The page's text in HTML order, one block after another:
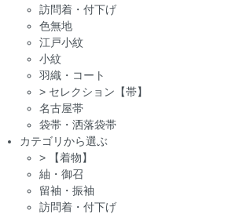
訪問着・付下げ
色無地
江戸小紋
小紋
羽織・コート
> セレクション【帯】
名古屋帯
袋帯・洒落袋帯
カテゴリから選ぶ
>
【着物】
紬・御召
留袖・振袖
訪問着・付下げ